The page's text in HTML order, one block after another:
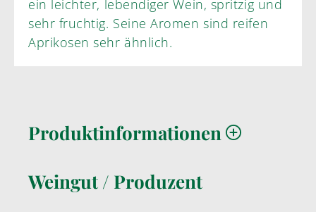
ein leichter, lebendiger Wein, spritzig und
sehr fruchtig. Seine Aromen sind reifen
Aprikosen sehr ähnlich.
Produktinformationen
Weingut / Produzent